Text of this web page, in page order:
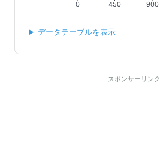
0 450 900
データテーブルを表示
スポンサーリンク